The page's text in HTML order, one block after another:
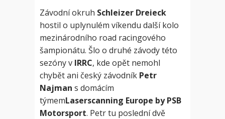
Závodní okruh Schleizer Dreieck
hostil o uplynulém víkendu další kolo
mezinárodního road racingového
šampionátu. Šlo o druhé závody této
sezóny v IRRC, kde opět nemohl
chybět ani český závodník Petr
Najman s domácím
týmemLaserscanning Europe by PSB
Motorsport. Petr tu poslední dvě